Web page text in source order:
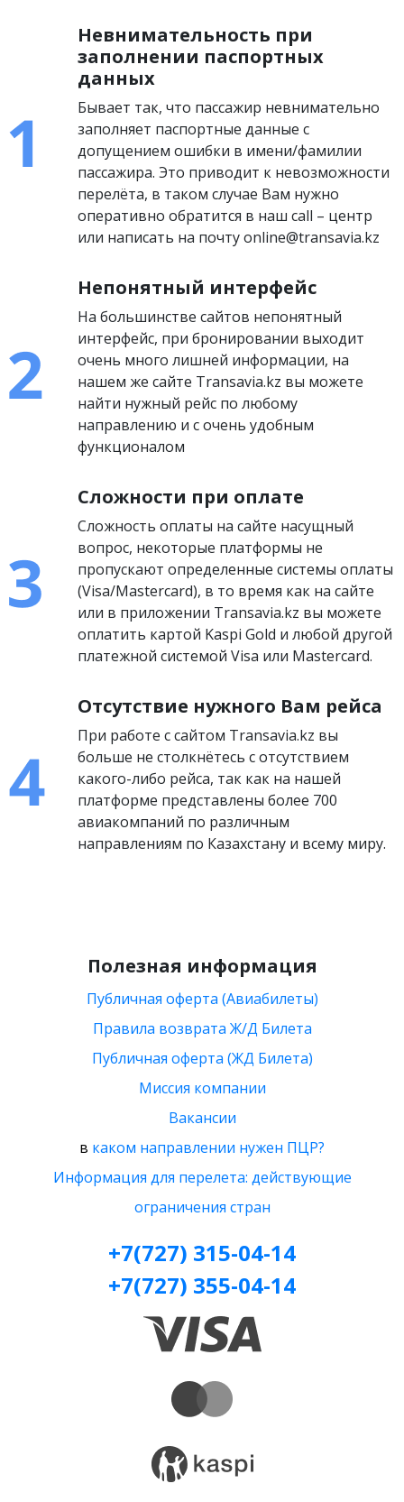
Невнимательность при
заполнении паспортных
данных
Бывает так, что пассажир невнимательно
заполняет паспортные данные с
допущением ошибки в имени/фамилии
пассажира. Это приводит к невозможности
перелёта, в таком случае Вам нужно
оперативно обратится в наш call – центр
или написать на почту online@transavia.kz
Непонятный интерфейс
На большинстве сайтов непонятный
интерфейс, при бронировании выходит
очень много лишней информации, на
нашем же сайте Transavia.kz вы можете
найти нужный рейс по любому
направлению и с очень удобным
функционалом
Сложности при оплате
Сложность оплаты на сайте насущный
вопрос, некоторые платформы не
пропускают определенные системы оплаты
(Visa/Mastercard), в то время как на сайте
или в приложении Transavia.kz вы можете
оплатить картой Kaspi Gold и любой другой
платежной системой Visa или Mastercard.
Отсутствие нужного Вам рейса
При работе с сайтом Transavia.kz вы
больше не столкнётесь с отсутствием
какого-либо рейса, так как на нашей
платформе представлены более 700
авиакомпаний по различным
направлениям по Казахстану и всему миру.
Полезная информация
Публичная оферта (Авиабилеты)
Правила возврата Ж/Д Билета
Публичная оферта (ЖД Билета)
Миссия компании
Вакансии
в каком направлении нужен ПЦР?
Информация для перелета: действующие
ограничения стран
+7(727) 315-04-14
+7(727) 355-04-14